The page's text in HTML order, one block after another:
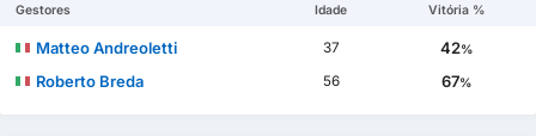
Gestores Idade Vitória %
Matteo Andreoletti 37 42%
Roberto Breda 56 67%